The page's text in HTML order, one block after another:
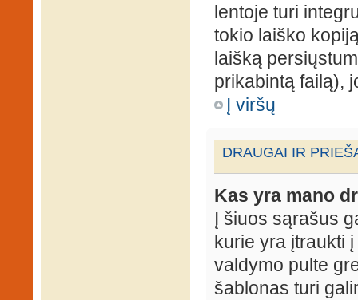
lentoje turi
tokio laiško
laišką
prikabintą failą),
Į viršų
DRAUGAI IR
Kas yra mano
Į šiuos sąrašus
kurie yra įtraukti
valdymo pulte
šablonas turi